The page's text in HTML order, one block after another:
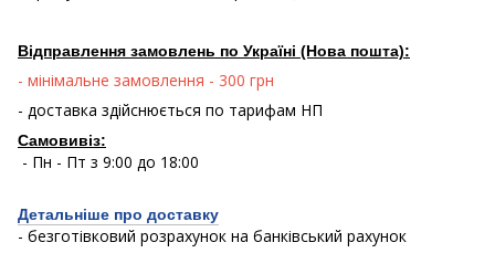
Відправлення замовлень по Україні (Нова пошта):
- мінімальне замовлення - 300 грн
- доставка здійснюється по тарифам НП
Самовивіз:
- Пн - Пт з 9:00 до 18:00
Детальніше про доставку
- безготівковий розрахунок на банківський рахунок